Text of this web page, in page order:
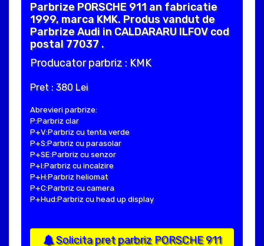
Parbrize PORSCHE 911 an fabricatie
1999, marca KMK. Produs vandut de
Parbrize Audi in CALDARARU ILFOV cod
postal 77037 .
Producator parbriz : KMK
Pret : 380 Lei
Abrevieri parbrize:
P:Parbriz clar
P+V:Parbriz cu tenta verde
P+S:Parbriz cu parasolar
P+SE:Parbriz cu senzor
P+I:Parbriz cu incalzire
P+H:Parbriz heliomat
P+C:Parbriz cu camera
P+Hud:Parbriz cu head up display
Solicita pret parbriz PORSCHE 911